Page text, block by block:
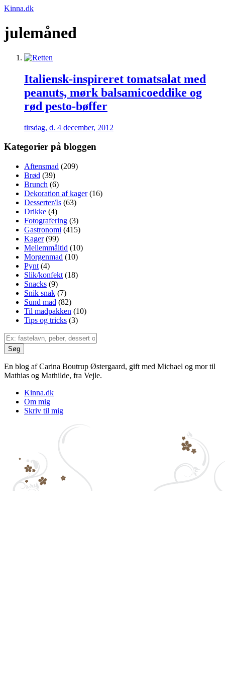
Kinna.dk
julemåned
Italiensk-inspireret tomatsalat med
peanuts, mørk balsamicoeddike og
rød pesto-bøffer
tirsdag, d. 4 december, 2012
Kategorier på bloggen
Aftensmad (209)
Brød (39)
Brunch (6)
Dekoration af kager (16)
Desserter/Is (63)
Drikke (4)
Fotografering (3)
Gastronomi (415)
Kager (99)
Mellemmåltid (10)
Morgenmad (10)
Pynt (4)
Slik/konfekt (18)
Snacks (9)
Snik snak (7)
Sund mad (82)
Til madpakken (10)
Tips og tricks (3)
En blog af Carina Boutrup Østergaard, gift med Michael og mor til
Mathias og Mathilde, fra Vejle.
Kinna.dk
Om mig
Skriv til mig